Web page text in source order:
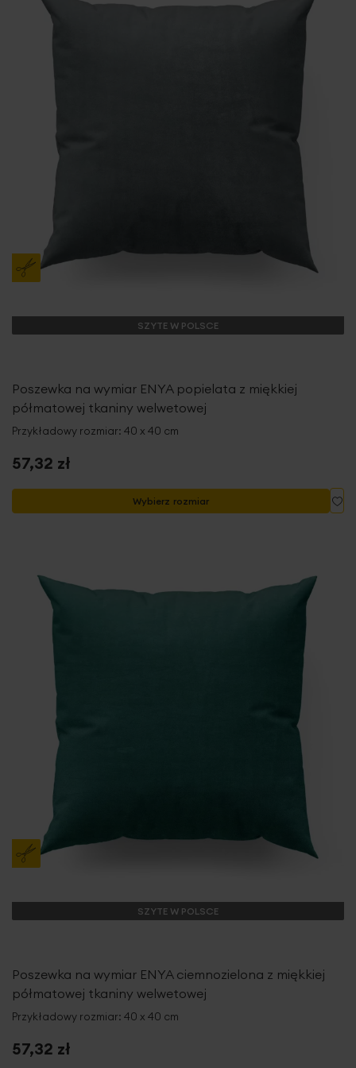
SZYTE W POLSCE
Poszewka na wymiar ENYA popielata z miękkiej
półmatowej tkaniny welwetowej
Przykładowy rozmiar: 40 x 40 cm
57,32 zł
Wybierz rozmiar
SZYTE W POLSCE
Poszewka na wymiar ENYA ciemnozielona z miękkiej
półmatowej tkaniny welwetowej
Przykładowy rozmiar: 40 x 40 cm
57,32 zł